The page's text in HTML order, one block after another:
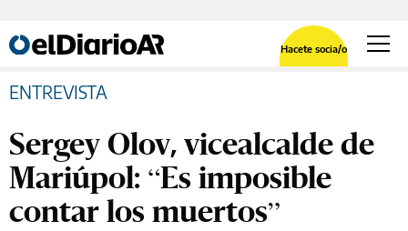
Hacete socia/o
ENTREVISTA
Sergey Olov, vicealcalde de
Mariúpol: “Es imposible
contar los muertos”